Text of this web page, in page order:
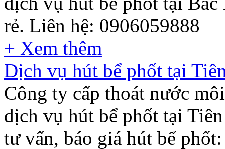
rẻ. Liên hệ: 0906059888
+ Xem thêm
Dịch vụ hút bể phốt tại
Công ty cấp thoát nước
dịch vụ hút bể phốt tại
tư vấn, báo giá hút bể